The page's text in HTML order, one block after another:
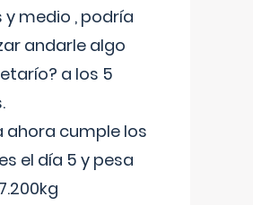
y medio , podría
andarle algo
a los 5
ahora cumple los
el día 5 y pesa